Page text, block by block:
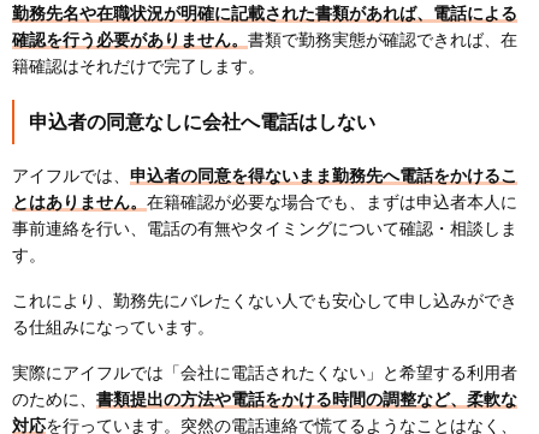
勤務先名や在職状況が明確に記載された書類があれば、電話による
確認を行う必要がありません。 書類で勤務実態が確認できれば、在
籍確認はそれだけで完了します。
申込者の同意なしに会社へ電話はしない
アイフルでは、 申込者の同意を得ないまま勤務先へ電話をかけるこ
とはありません。 在籍確認が必要な場合でも、まずは申込者本人に
事前連絡を行い、電話の有無やタイミングについて確認・相談しま
す。
これにより、勤務先にバレたくない人でも安心して申し込みができ
る仕組みになっています。
実際にアイフルでは「会社に電話されたくない」と希望する利用者
のために、 書類提出の方法や電話をかける時間の調整など、柔軟な
対応を行っています。突然の電話連絡で慌てるようなことはなく、